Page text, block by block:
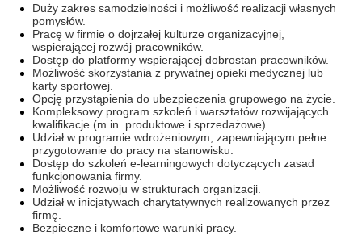
Duży zakres samodzielności i możliwość realizacji własnych
pomysłów.
Pracę w firmie o dojrzałej kulturze organizacyjnej,
wspierającej rozwój pracowników.
Dostęp do platformy wspierającej dobrostan pracowników.
Możliwość skorzystania z prywatnej opieki medycznej lub
karty sportowej.
Opcję przystąpienia do ubezpieczenia grupowego na życie.
Kompleksowy program szkoleń i warsztatów rozwijających
kwalifikacje (m.in. produktowe i sprzedażowe).
Udział w programie wdrożeniowym, zapewniającym pełne
przygotowanie do pracy na stanowisku.
Dostęp do szkoleń e-learningowych dotyczących zasad
funkcjonowania firmy.
Możliwość rozwoju w strukturach organizacji.
Udział w inicjatywach charytatywnych realizowanych przez
firmę.
Bezpieczne i komfortowe warunki pracy.